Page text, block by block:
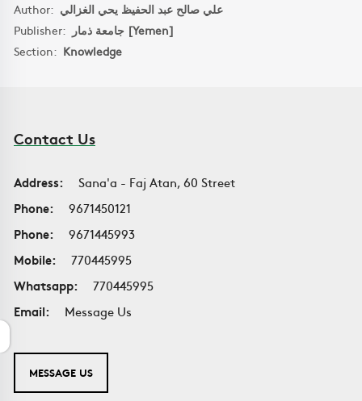
Author: علي صالح عبد الحفيظ يحي الغزالي
Publisher:
جامعة ذمار [Yemen]
Section: Knowledge
Contact Us
Address:
Sana'a - Faj Atan, 60 Street
Phone:
9671450121
Phone:
9671445993
Mobile:
770445995
Whatsapp:
770445995
Email:
Message Us
MESSAGE US